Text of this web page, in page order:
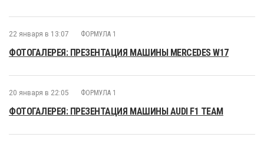
22 января в 13:07 ФОРМУЛА 1
ФОТОГАЛЕРЕЯ: ПРЕЗЕНТАЦИЯ МАШИНЫ MERCEDES W17
20 января в 22:05 ФОРМУЛА 1
ФОТОГАЛЕРЕЯ: ПРЕЗЕНТАЦИЯ МАШИНЫ AUDI F1 TEAM